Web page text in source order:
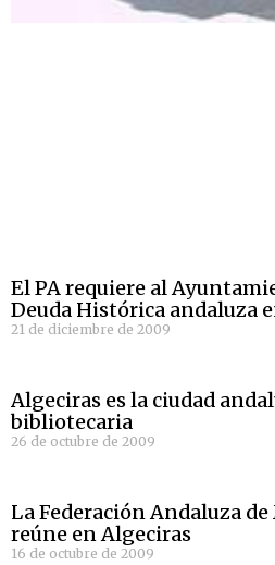
El PA requiere al
Deuda Histórica andaluza
21 de diciembre de 2009
Algeciras es la ciudad
bibliotecaria
26 de octubre de 2009
La Federación Andaluza
reúne en Algeciras
16 de octubre de 2009